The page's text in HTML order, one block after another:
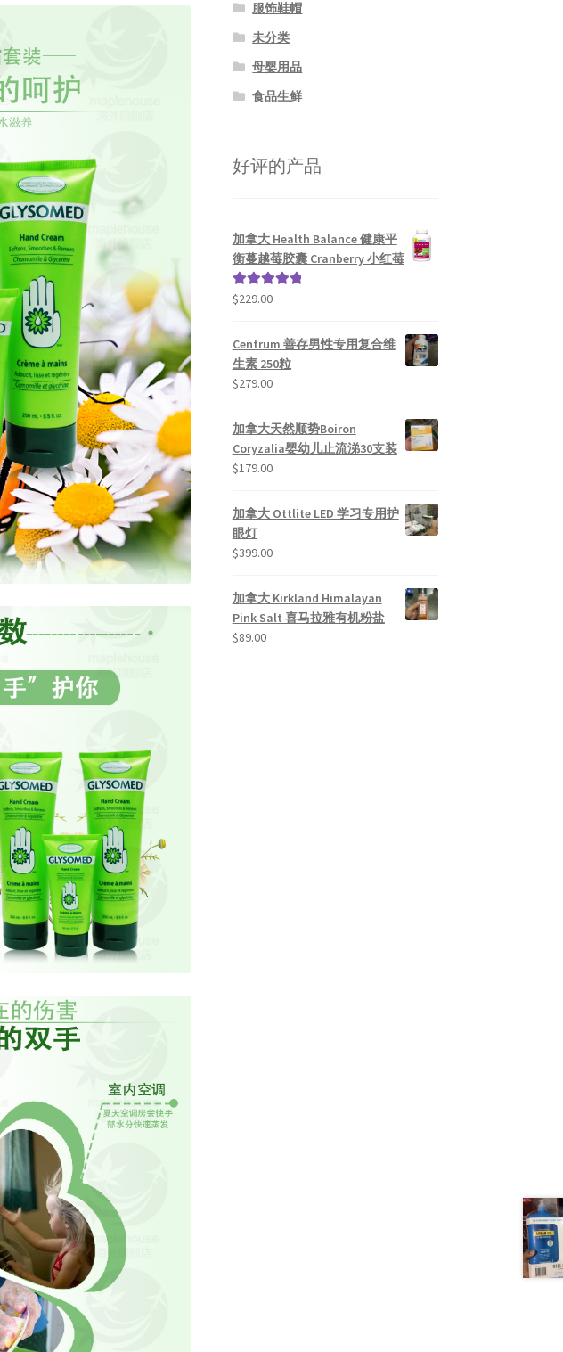
服饰鞋帽
未分类
母婴用品
食品生鲜
好评的产品
加拿大 Health Balance 健康平
衡蔓越莓胶囊 Cranberry 小红莓
评分5.00
$229.00
Centrum 善存男性专用复合维
生素 250粒
$279.00
加拿大天然顺势Boiron
Coryzalia婴幼儿止流涕30支装
$179.00
加拿大 Ottlite LED 学习专用护
眼灯
$399.00
加拿大 Kirkland Himalayan
Pink Salt 喜马拉雅有机粉盐
$89.00